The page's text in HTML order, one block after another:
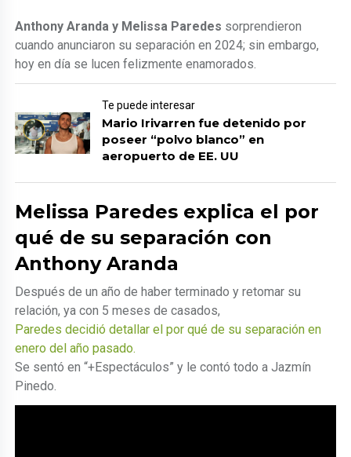
Anthony Aranda y Melissa Paredes sorprendieron
cuando anunciaron su separación en 2024; sin embargo,
hoy en día se lucen felizmente enamorados.
Te puede interesar
Mario Irivarren fue detenido por
poseer “polvo blanco” en
aeropuerto de EE. UU
Melissa Paredes explica el por
qué de su separación con
Anthony Aranda
Después de un año de haber terminado y retomar su
relación, ya con 5 meses de casados,
Paredes decidió detallar el por qué de su separación en
enero del año pasado.
Se sentó en “+Espectáculos” y le contó todo a Jazmín
Pinedo.